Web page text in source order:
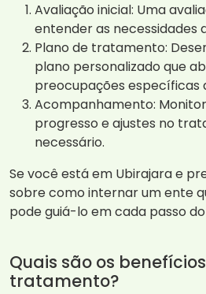
Avaliação inicial: Uma
entender as necessidades
Plano de tratamento:
plano personalizado que
preocupações específicas
Acompanhamento:
progresso e ajustes no
necessário.
Se você está em Ubirajara e
sobre como internar um ente
pode guiá-lo em cada passo
Quais são os
tratamento?